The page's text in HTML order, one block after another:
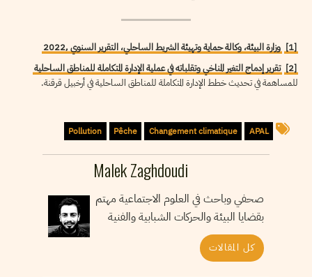
[1]
وزارة البيئة، وكالة حماية وتهيئة الشريط الساحلي، التقرير السنوي ,2022
[2]
تقرير إدماج التغير المناخي وتقلباته في عملية الإدارة المتكاملة للمناطق الساحلية
للمساهمة في تحديث خطط الإدارة المتكاملة للمناطق الساحلية في أرخبيل قرقنة.
APAL
Changement climatique
Pêche
Pollution
Malek Zaghdoudi
صحفي وباحث في العلوم الاجتماعية مهتم
بقضايا البيئة والحركات الشبابية والفنية
كل المقالات